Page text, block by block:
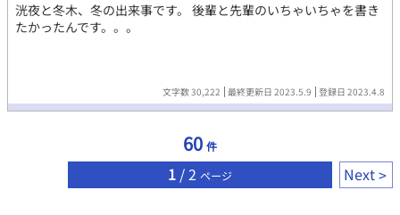
洸夜と冬木、冬の出来事です。 後輩と先輩のいちゃいちゃを書き
たかったんです。。。
文字数 30,222 最終更新日 2023.5.9 登録日 2023.4.8
60 件
1 / 2 ページ Next